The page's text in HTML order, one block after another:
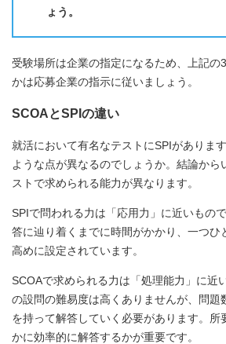
ょう。
受験場所は企業の指定になるため、上記の
かは応募企業の指示に従いましょう。
SCOAとSPIの違い
就活において有名なテストにSPIがありま
ような点が異なるのでしょうか。結論から
ストで求められる能力が異なります。
SPIで問われる力は「応用力」に近いもの
答に辿り着くまでに時間がかかり、一つひ
高めに設定されています。
SCOAで求められる力は「処理能力」に近
の設問の難易度は高くありませんが、問題
を持って解答していく必要があります。所
かに効率的に解答するかが重要です。